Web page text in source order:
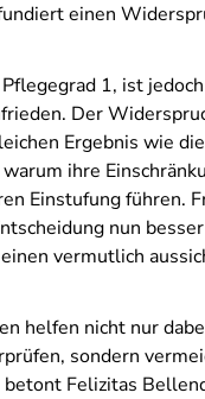
einen
1, ist
Der
Ergebnis wie
ihre
Einstufung führen.
nun
vermutlich
helfen nicht nur
sondern
betont Felizitas